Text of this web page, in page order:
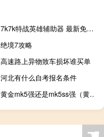
7k7k特战英雄辅助器 最新免费版（7k7k特战英雄辅助器 最新免费版功能简介）
绝境7攻略
高速路上异物致车损坏谁买单
河北有什么自考报名条件
黄金mk5强还是mk5ss强（黄金mk5）